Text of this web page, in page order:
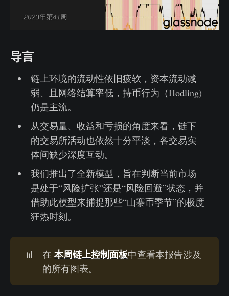
导言
链上环境的流动性依旧疲软，资本流动减
弱、且网络结算率低，持币行为（Hodling)
仍是主流。
从交易量、收益和亏损的角度来看，链下
的交易所活动也依然十分平淡，各交易实
体间缺少深度互动。
我们推出了全新模型，旨在判断当前市场
是处于“风险扩张”还是“风险回避”状态，并
借助此模型来捕捉那些“山寨币季节”的极度
狂热时刻。
📊 在本周链上控制面板中查看本报告涉及
的所有图表。